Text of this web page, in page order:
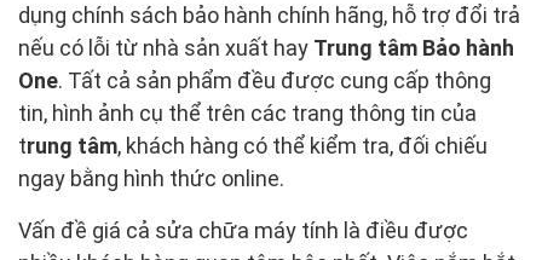
dụng chính sách bảo hành chính hãng, hỗ trợ đổi trả
nếu có lỗi từ nhà sản xuất hay Trung tâm Bảo hành
One. Tất cả sản phẩm đều được cung cấp thông
tin, hình ảnh cụ thể trên các trang thông tin của
trung tâm, khách hàng có thể kiểm tra, đối chiếu
ngay bằng hình thức online.
Vấn đề giá cả sửa chữa máy tính là điều được